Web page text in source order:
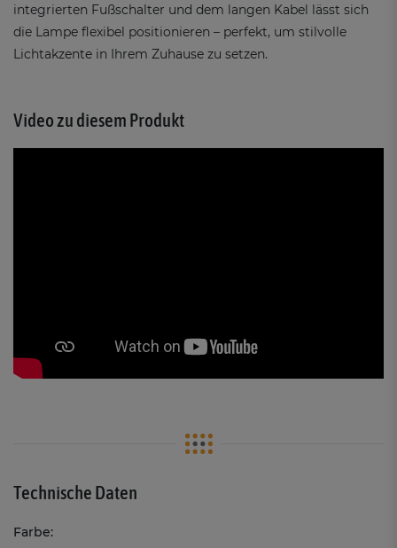
integrierten Fußschalter und dem langen Kabel lässt sich
die Lampe flexibel positionieren – perfekt, um stilvolle
Lichtakzente in Ihrem Zuhause zu setzen.
Video zu diesem Produkt
Technische Daten
Farbe: